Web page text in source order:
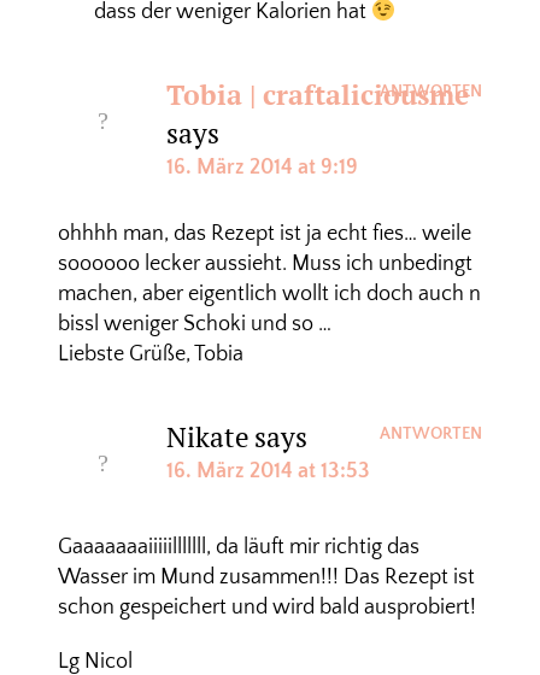
dass der weniger Kalorien hat
Tobia | craftaliciousme
says
16. März 2014 at 9:19
ohhhh man, das Rezept ist ja echt fies… weile
soooooo lecker aussieht. Muss ich unbedingt
machen, aber eigentlich wollt ich doch auch n
bissl weniger Schoki und so …
Liebste Grüße, Tobia
ANTWORTEN
Nikatesays
16. März 2014 at 13:53
Gaaaaaaaiiiiilllllll, da läuft mir richtig das
Wasser im Mund zusammen!!! Das Rezept ist
schon gespeichert und wird bald ausprobiert!
Lg Nicol
ANTWORTEN